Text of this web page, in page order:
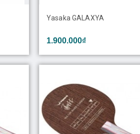
Yasaka GALAXYA
1.900.000₫